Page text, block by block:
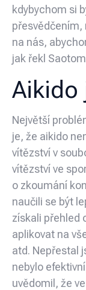
kdybychom si
na nás,
jak řekl
Aikido
Největší
je, že aikido
vítězství v
vítězství ve
o zkoumání
naučili se být
získali přehled
aplikovat na
atd. Nepřestal
nebylo
uvědomil, že